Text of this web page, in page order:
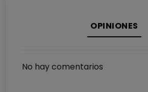
OPINIONES
No hay comentarios